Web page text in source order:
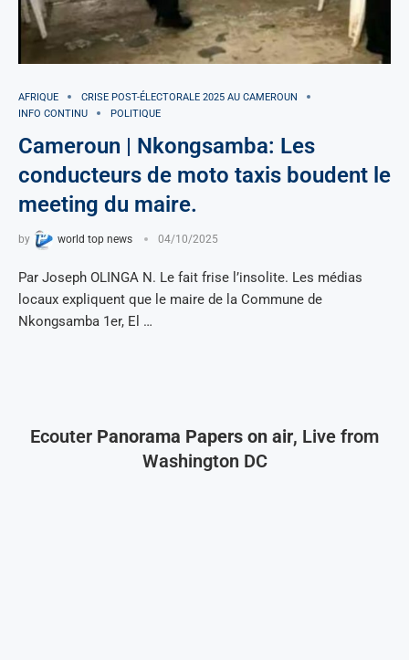
AFRIQUE
CRISE POST-ÉLECTORALE 2025 AU CAMEROUN
INFO CONTINU
POLITIQUE
Cameroun | Nkongsamba: Les
conducteurs de moto taxis boudent le
meeting du maire.
by world top news 04/10/2025
Par Joseph OLINGA N. Le fait frise l’insolite. Les médias
locaux expliquent que le maire de la Commune de
Nkongsamba 1er, El …
Ecouter Panorama Papers on air, Live from
Washington DC